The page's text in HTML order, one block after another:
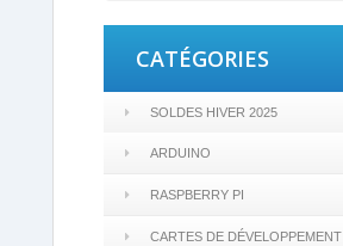
CATÉGORIES
SOLDES HIVER 2025
ARDUINO
RASPBERRY PI
CARTES DE DÉVELOPPEMENT